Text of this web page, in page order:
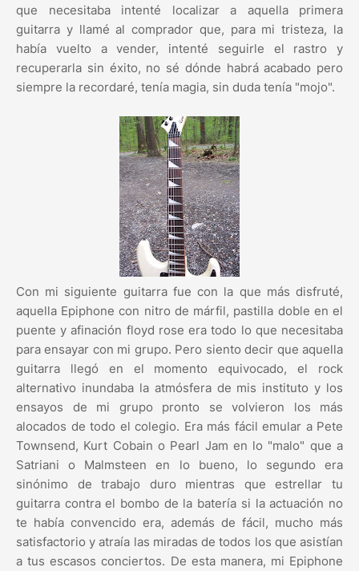
que necesitaba intenté localizar a aquella primera
guitarra y llamé al comprador que, para mi tristeza, la
había vuelto a vender, intenté seguirle el rastro y
recuperarla sin éxito, no sé dónde habrá acabado pero
siempre la recordaré, tenía magia, sin duda tenía "mojo".
Con mi siguiente guitarra fue con la que más disfruté,
aquella Epiphone con nitro de márfil, pastilla doble en el
puente y afinación floyd rose era todo lo que necesitaba
para ensayar con mi grupo. Pero siento decir que aquella
guitarra llegó en el momento equivocado, el rock
alternativo inundaba la atmósfera de mis instituto y los
ensayos de mi grupo pronto se volvieron los más
alocados de todo el colegio. Era más fácil emular a Pete
Townsend, Kurt Cobain o Pearl Jam en lo "malo" que a
Satriani o Malmsteen en lo bueno, lo segundo era
sinónimo de trabajo duro mientras que estrellar tu
guitarra contra el bombo de la batería si la actuación no
te había convencido era, además de fácil, mucho más
satisfactorio y atraía las miradas de todos los que asistían
a tus escasos conciertos. De esta manera, mi Epiphone